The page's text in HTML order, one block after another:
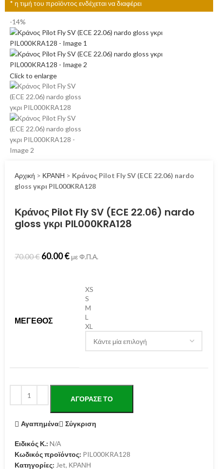
* η τιμή του προϊόντος ενδέχεται να διαφέρει
-14%
Click to enlarge
Αρχική > ΚΡΑΝΗ > Κράνος Pilot Fly SV (ECE 22.06) nardo
gloss γκρι PIL000KRA128
Κράνος Pilot Fly SV (ECE 22.06) nardo
gloss γκρι PIL000KRA128
70.00€ 60.00€ με Φ.Π.Α.
ΜΈΓΕΘΟΣ
XS
S
M
L
XL
ΑΓΌΡΑΣΕ ΤΟ
Αγαπημένα Σύγκριση
Ειδικός Κ.: N/A
Κωδικός προϊόντος: PIL000KRA128
Κατηγορίες: Jet, ΚΡΑΝΗ